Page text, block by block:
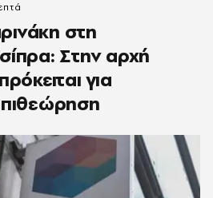
στη
Στην αρχή
για